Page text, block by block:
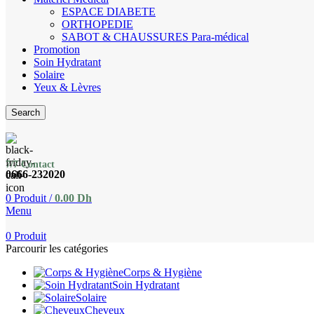
ESPACE DIABETE
ORTHOPEDIE
SABOT & CHAUSSURES Para-médical
Promotion
Soin Hydratant
Solaire
Yeux & Lèvres
Search
7/7 Contact
0666-232020
0 Produit / 0.00 Dh
Menu
0 Produit
Parcourir les catégories
Corps & Hygiène
Soin Hydratant
Solaire
Cheveux